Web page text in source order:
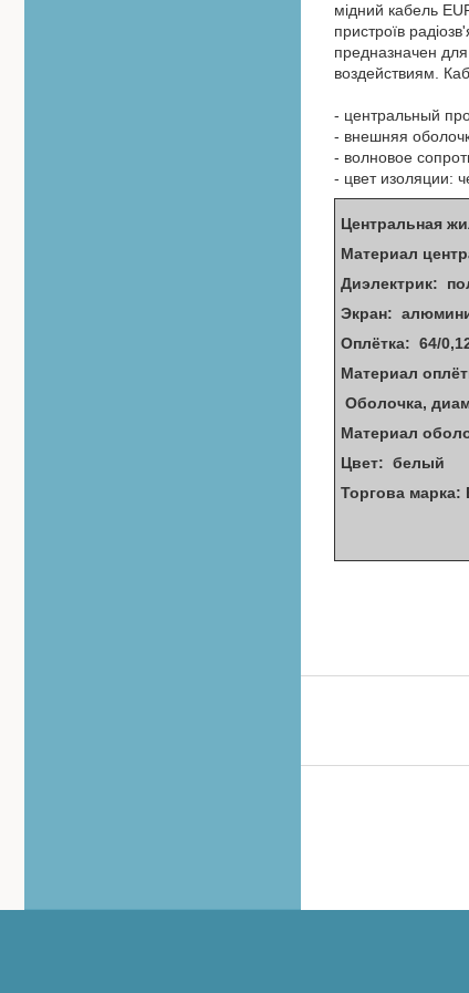
мідний кабель
пристроїв
предназначен
воздействиям.
- центральный
- внешняя
- волновое
- цвет изоляции:
Центральная
Материал
Диэлектрик:
Экран:
Оплётка: 64/
Материал
Оболочка,
Материал
Цвет: белый
Торгова марка: